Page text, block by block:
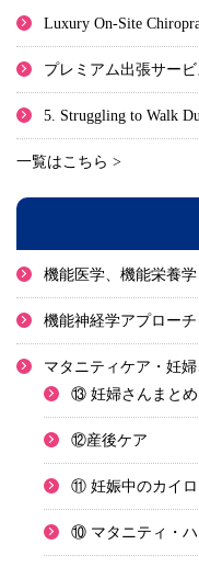
Luxury On-Site
プレミアム出張サー
5. Struggling to Walk
一覧はこちら >
機能医学、機能栄養学
機能神経学アプローチ
マタニティケア・妊
⑬ 妊婦さんまとめ
⑫産後ケア
⑪ 妊娠中のカイ
⑩ マタニティ・ハ